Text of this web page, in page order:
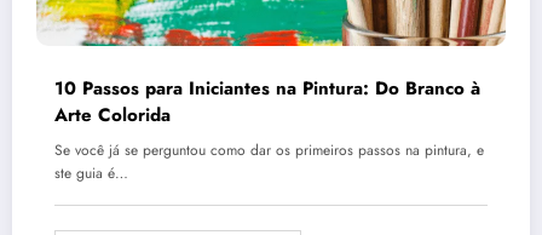
10 Passos para Iniciantes na Pintura: Do Branco à
Arte Colorida
Se você já se perguntou como dar os primeiros passos na pintura, e
ste guia é…